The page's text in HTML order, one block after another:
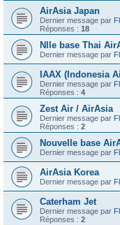
AirAsia Japan
Dernier message par
Réponses : 18
Nlle base Thai
Dernier message par
IAAX (Indonesia
Dernier message par
Réponses : 4
Zest Air / AirAsia
Dernier message par
Réponses : 2
Nouvelle base
Dernier message par
AirAsia Korea
Dernier message par
Caterham Jet
Dernier message par
Réponses : 2